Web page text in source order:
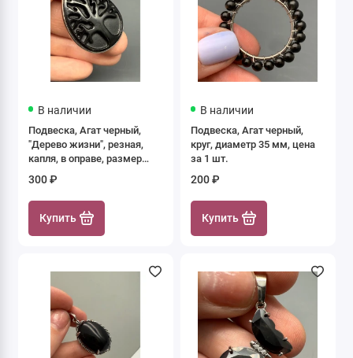
В наличии
Подвеска, Агат черный,
"Дерево жизни", резная,
капля, в оправе, размер
300 ₽
Купить
В наличии
Подвеска, Агат черный,
круг, диаметр 35 мм, цена
за 1 шт.
200 ₽
Купить